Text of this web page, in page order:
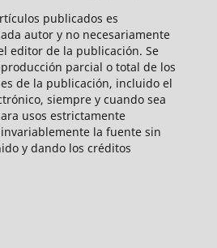
publicados es
autor y no necesariamente
editor de la publicación. Se
parcial o total de los
de la publicación, incluido el
siempre y cuando sea
usos estrictamente
la fuente sin
y dando los créditos